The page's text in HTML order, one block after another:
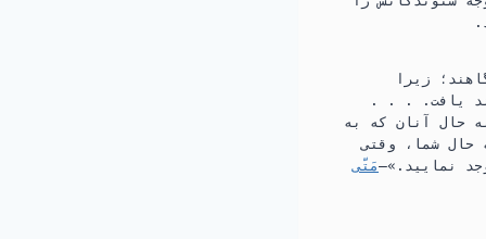
زیرا
یافت.‏ .‏ .‏ .‏
حال آنان که به
حال شما،‏ وقتی
نمایید.‏»—‏مَتّی